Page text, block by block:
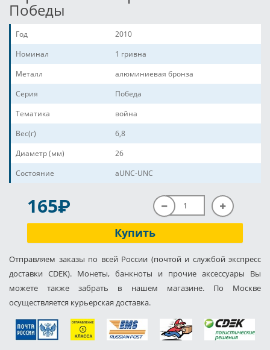
Победы
Год
2010
Номинал
1 гривна
Металл
алюминиевая бронза
Серия
Победа
Тематика
война
Вес(г)
6,8
Диаметр (мм)
26
Состояние
aUNC-UNC
165P
Купить
Отправляем заказы по всей России (почтой и службой экспресс
доставки CDEK). Монеты, банкноты и прочие аксессуары Вы
можете также забрать в нашем магазине. По Москве
осуществляется курьерская доставка.